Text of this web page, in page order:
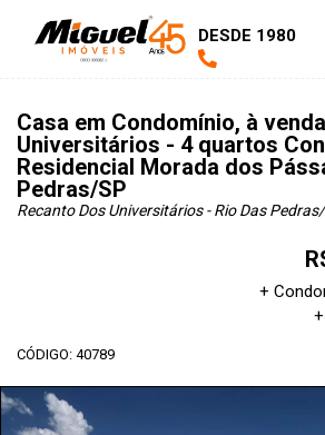
DESDE 1980
Casa em Condomínio, à
Universitários - 4 quartos
Residencial Morada dos
Pedras/SP
Recanto Dos Universitários - Rio Das Pedras
+
CÓDIGO: 40789